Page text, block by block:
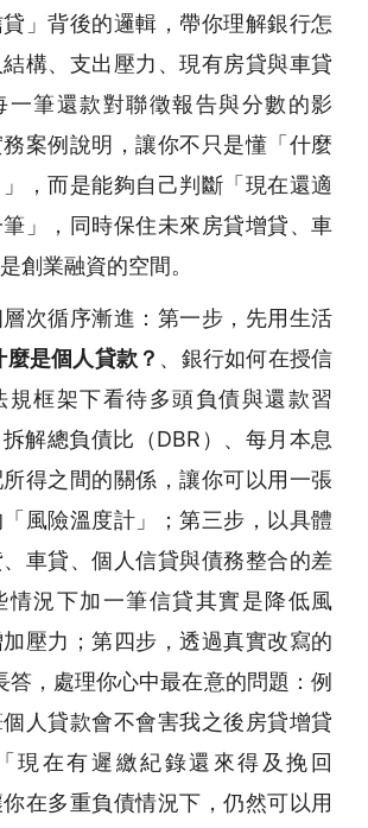
」背後的邏輯，帶你理解銀行怎
構、支出壓力、現有房貸與車貸
一筆還款對聯徵報告與分數的影
案例說明，讓你不只是懂「什麼
，而是能夠自己判斷「現在還適
」，同時保住未來房貸增貸、車
創業融資的空間。
次循序漸進：第一步，先用生活
麼是個人貸款？ 、銀行如何在授信
規框架下看待多頭負債與還款習
解總負債比（DBR）、每月本息
得之間的關係，讓你可以用一張
風險溫度計」；第三步，以具體
車貸、個人信貸與債務整合的差
情況下加一筆信貸其實是降低風
壓力；第四步，透過真實改寫的
答，處理你心中最在意的問題：例
人貸款會不會害我之後房貸增貸
現在有遲繳紀錄還來得及挽回
在多重負債情況下，仍然可以用